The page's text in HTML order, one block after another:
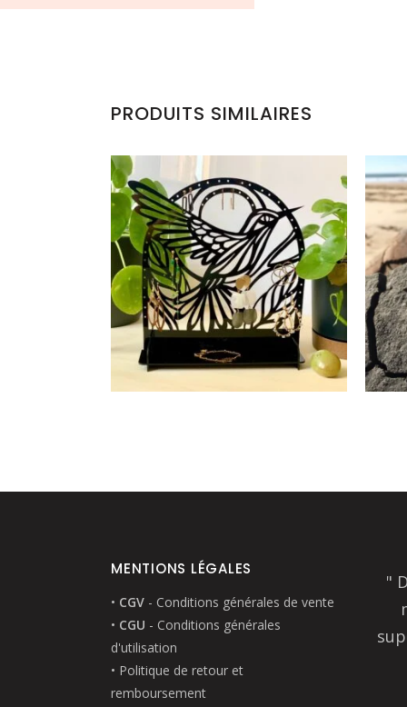
PRODUITS SIMILAIRES
PORTE BIJOUX « LA BELLE
ENVOLÉE »
€30.00
MENTIONS LÉGALES
• CGV - Conditions générales de vente
• CGU - Conditions générales
d'utilisation
• Politique de retour et
remboursement
"